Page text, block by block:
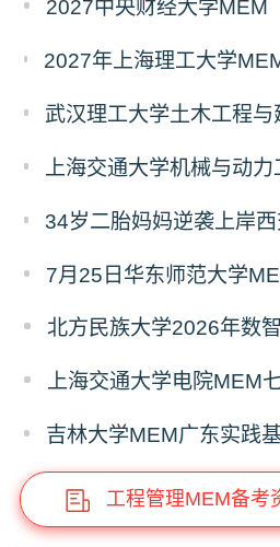
上海交通大学电院MEM
工程管理MEM备考